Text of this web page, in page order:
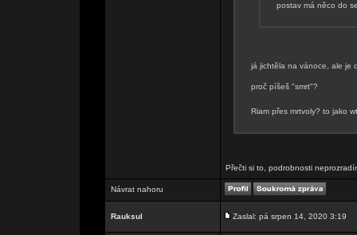
postav má něco do
já jichtěla na vánoce, ale je
proč píšeš "smrt"?
Riam přes mrtvoly? to jako
Přečti si to, podrobnosti
Návrat nahoru
Rauksul Zaslal: pá srpen 14, 2020 3:19